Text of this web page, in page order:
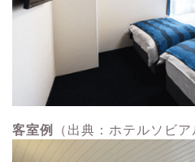
客室例 （出典：ホテルソビ